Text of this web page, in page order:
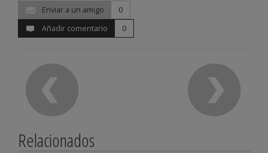
Enviar a un amigo
0
Añadir comentario
0
Relacionados